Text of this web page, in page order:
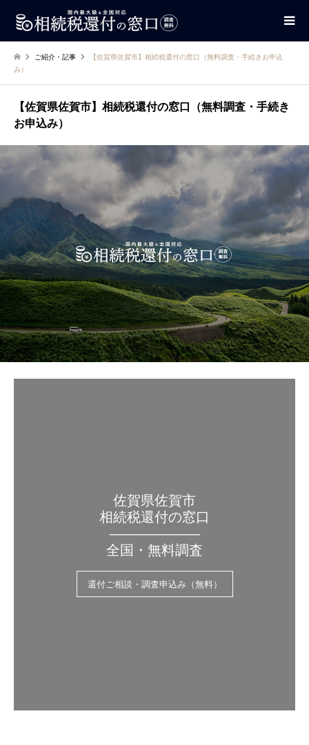
ご紹介・記事
【佐賀県佐賀市】相続税還付の窓口（無料調査・手続きお申込
み）
【佐賀県佐賀市】相続税還付の窓口（無料調査・手続き
お申込み）
佐賀県佐賀市
相続税還付の窓口
——————–
全国・無料調査
還付ご相談・調査申込み（無料）